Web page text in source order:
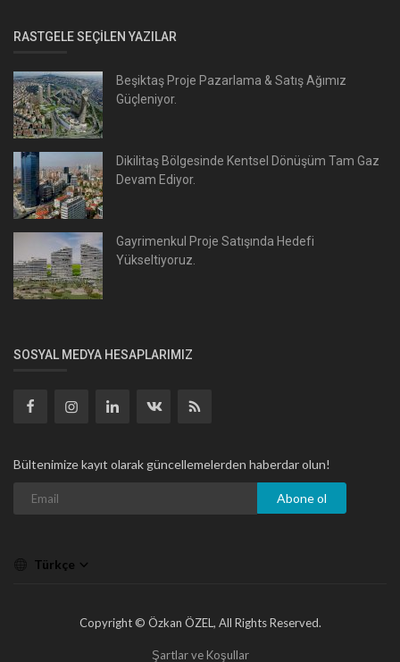
RASTGELE SEÇILEN YAZILAR
Beşiktaş Proje Pazarlama & Satış Ağımız
Güçleniyor.
Dikilitaş Bölgesinde Kentsel Dönüşüm Tam Gaz
Devam Ediyor.
Gayrimenkul Proje Satışında Hedefi
Yükseltiyoruz.
SOSYAL MEDYA HESAPLARIMIZ
Bültenimize kayıt olarak güncellemelerden haberdar olun!
Abone ol
Türkçe
Copyright © Özkan ÖZEL, All Rights Reserved.
Şartlar ve Koşullar